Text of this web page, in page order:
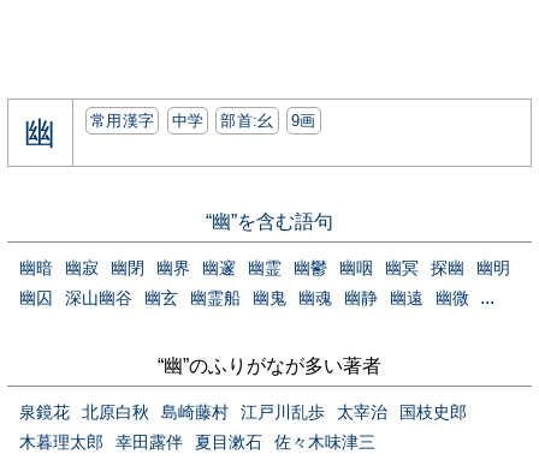
幽 常用漢字 中学 部首:⼳ 9画
“幽”を含む語句
幽暗 幽寂 幽閉 幽界 幽邃 幽霊 幽鬱 幽咽 幽冥 探幽
幽明
幽囚
深山幽谷 幽玄 幽霊船 幽鬼 幽魂 幽静 幽遠 幽微 ...
“幽”のふりがなが多い著者
泉鏡花 北原白秋 島崎藤村 江戸川乱歩 太宰治
国枝史郎
木暮理太郎
幸田露伴 夏目漱石 佐々木味津三